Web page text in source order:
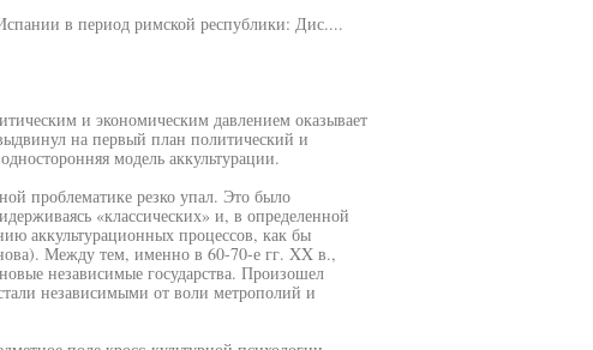
в период римской республики: Дис....
и экономическим давлением оказывает
на первый план политический и
модель аккультурации.
проблематике резко упал. Это было
«классических» и, в определенной
аккультурационных процессов, как бы
Между тем, именно в 60-70-е гг. XX в.,
независимые государства. Произошел
независимыми от воли метрополий и